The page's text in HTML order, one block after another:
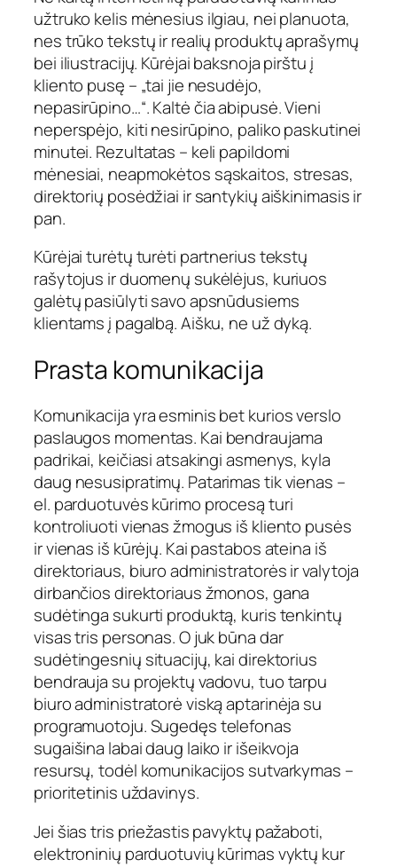
užtruko kelis mėnesius ilgiau, nei planuota,
nes trūko tekstų ir realių produktų aprašymų
bei iliustracijų. Kūrėjai baksnoja pirštu į
kliento pusę – „tai jie nesudėjo,
nepasirūpino…“. Kaltė čia abipusė. Vieni
neperspėjo, kiti nesirūpino, paliko paskutinei
minutei. Rezultatas – keli papildomi
mėnesiai, neapmokėtos sąskaitos, stresas,
direktorių posėdžiai ir santykių aiškinimasis ir
pan.
Kūrėjai turėtų turėti partnerius tekstų
rašytojus ir duomenų sukėlėjus, kuriuos
galėtų pasiūlyti savo apsnūdusiems
klientams į pagalbą. Aišku, ne už dyką.
Prasta komunikacija
Komunikacija yra esminis bet kurios verslo
paslaugos momentas. Kai bendraujama
padrikai, keičiasi atsakingi asmenys, kyla
daug nesusipratimų. Patarimas tik vienas –
el. parduotuvės kūrimo procesą turi
kontroliuoti vienas žmogus iš kliento pusės
ir vienas iš kūrėjų. Kai pastabos ateina iš
direktoriaus, biuro administratorės ir valytoja
dirbančios direktoriaus žmonos, gana
sudėtinga sukurti produktą, kuris tenkintų
visas tris personas. O juk būna dar
sudėtingesnių situacijų, kai direktorius
bendrauja su projektų vadovu, tuo tarpu
biuro administratorė viską aptarinėja su
programuotoju. Sugedęs telefonas
sugaišina labai daug laiko ir išeikvoja
resursų, todėl komunikacijos sutvarkymas –
prioritetinis uždavinys.
Jei šias tris priežastis pavyktų pažaboti,
elektroninių parduotuvių kūrimas vyktų kur